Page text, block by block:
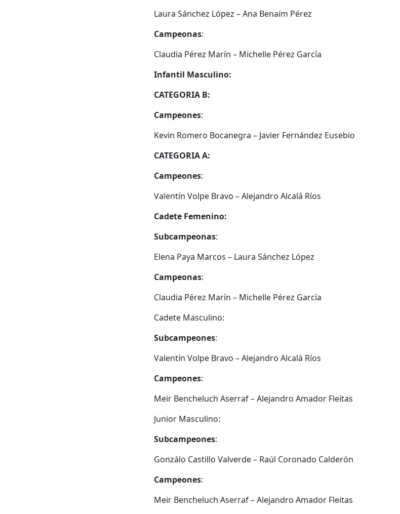
Laura Sánchez López – Ana Benaím Pérez
Campeonas:
Claudia Pérez Marín – Michelle Pérez García
Infantil Masculino:
CATEGORIA B:
Campeones:
Kevin Romero Bocanegra – Javier Fernández Eusebio
CATEGORIA A:
Campeones:
Valentín Volpe Bravo – Alejandro Alcalá Ríos
Cadete Femenino:
Subcampeonas:
Elena Paya Marcos – Laura Sánchez López
Campeonas:
Claudia Pérez Marín – Michelle Pérez García
Cadete Masculino:
Subcampeones:
Valentín Volpe Bravo – Alejandro Alcalá Ríos
Campeones:
Meir Bencheluch Aserraf – Alejandro Amador Fleitas
Junior Masculino:
Subcampeones:
Gonzálo Castillo Valverde – Raúl Coronado Calderón
Campeones:
Meir Bencheluch Aserraf – Alejandro Amador Fleitas